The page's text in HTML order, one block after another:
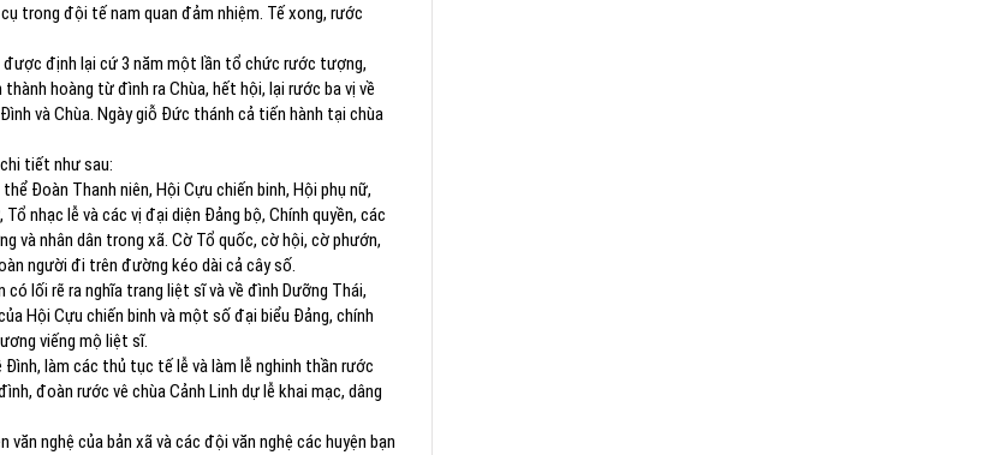
trong đội tế nam quan đảm nhiệm. Tế xong, rước
định lại cứ 3 năm một lần tổ chức rước tượng,
hoàng từ đình ra Chùa, hết hội, lại rước ba vị về
và Chùa. Ngày giỗ Đức thánh cả tiến hành tại chùa
tiết như sau:
Đoàn Thanh niên, Hội Cựu chiến binh, Hội phụ nữ,
nhạc lễ và các vị đại diện Đảng bộ, Chính quyền, các
và nhân dân trong xã. Cờ Tổ quốc, cờ hội, cờ phướn,
người đi trên đường kéo dài cả cây số.
lối rẽ ra nghĩa trang liệt sĩ và về đình Dưỡng Thái,
Hội Cựu chiến binh và một số đại biểu Đảng, chính
viếng mộ liệt sĩ.
làm các thủ tục tế lễ và làm lễ nghinh thần rước
đoàn rước vê chùa Cảnh Linh dự lễ khai mạc, dâng
nghệ của bản xã và các đội văn nghệ các huyện bạn